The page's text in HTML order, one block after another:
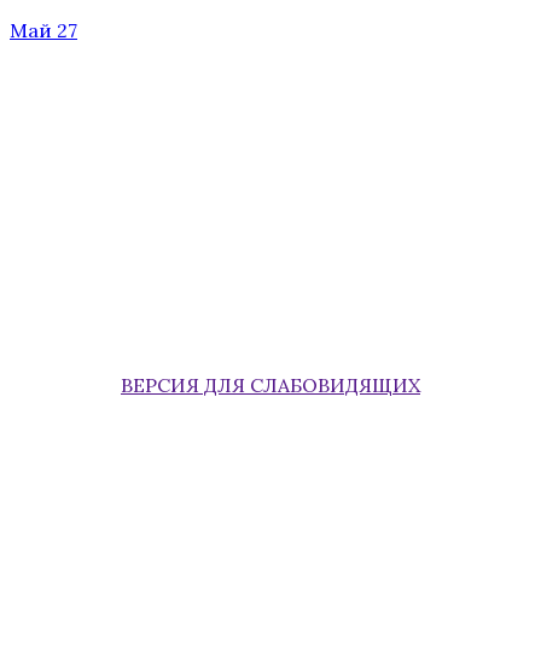
Май 27
ВЕРСИЯ ДЛЯ СЛАБОВИДЯЩИХ